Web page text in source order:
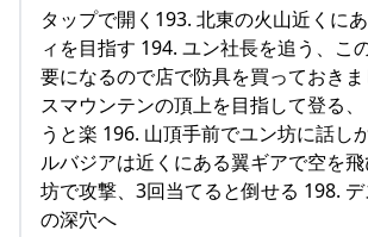
タップで開く193. 北東の火山近くに
ィを目指す 194. ユン社長を追う、こ
要になるので店で防具を買っておき
スマウンテンの頂上を目指して登る
うと楽 196. 山頂手前でユン坊に話し
ルバジアは近くにある翼ギアで空を
坊で攻撃、3回当てると倒せる 198.
の深穴へ